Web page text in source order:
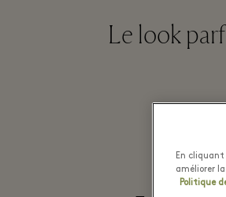
Le look
En cliquant
améliorer
Politique